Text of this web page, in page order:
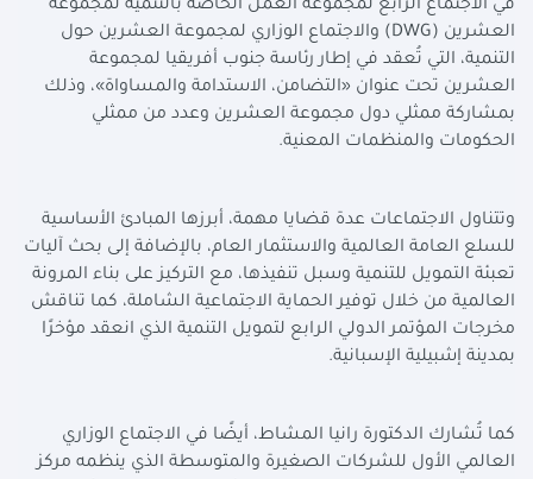
في الاجتماع الرابع لمجموعة العمل الخاصة بالتنمية لمجموعة
العشرين (DWG) والاجتماع الوزاري لمجموعة العشرين حول
التنمية، التي تُعقد في إطار رئاسة جنوب أفريقيا لمجموعة
العشرين تحت عنوان «التضامن، الاستدامة والمساواة»، وذلك
بمشاركة ممثلي دول مجموعة العشرين وعدد من ممثلي
الحكومات والمنظمات المعنية.
وتتناول الاجتماعات عدة قضايا مهمة، أبرزها المبادئ الأساسية
للسلع العامة العالمية والاستثمار العام، بالإضافة إلى بحث آليات
تعبئة التمويل للتنمية وسبل تنفيذها، مع التركيز على بناء المرونة
العالمية من خلال توفير الحماية الاجتماعية الشاملة، كما تناقش
مخرجات المؤتمر الدولي الرابع لتمويل التنمية الذي انعقد مؤخرًا
بمدينة إشبيلية الإسبانية.
كما تُشارك الدكتورة رانيا المشاط، أيضًا في الاجتماع الوزاري
العالمي الأول للشركات الصغيرة والمتوسطة الذي ينظمه مركز